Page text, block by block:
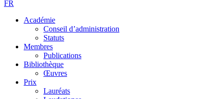
FR
Académie
Conseil d’administration
Statuts
Membres
Publications
Bibliothèque
Œuvres
Prix
Lauréats